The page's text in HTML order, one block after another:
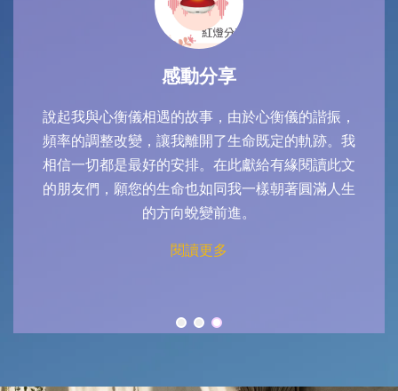
情緒干擾有多大
人的情感是困擾人的還是讓人享受的？通常我們
說:駕馭情緒，不要被情緒駕馭了，成為情緒的
隸。上了很多的自我探索課程，往往是上課都
懂，下課都還給老師，依然如故。情緒到底是能
駕馭的嗎?
閱讀更多